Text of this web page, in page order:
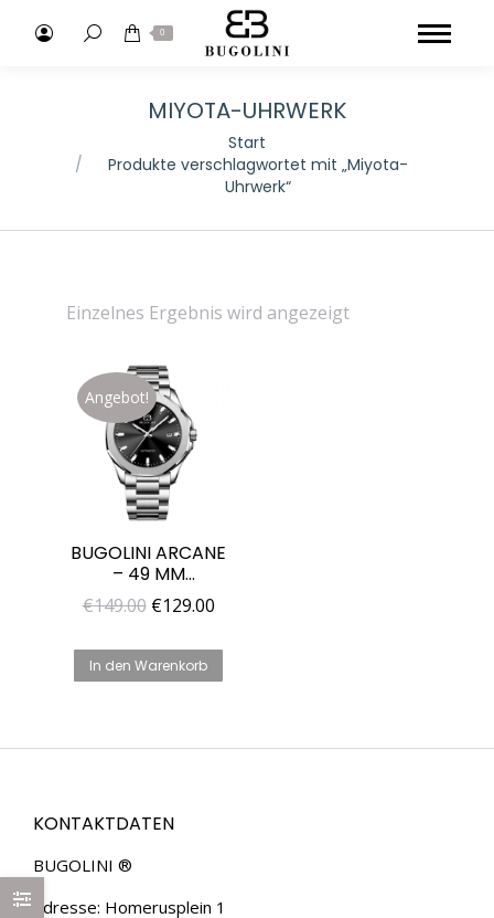
Search: 0
MIYOTA-UHRWERK
Sie befinden sich hier:Start
Produkte verschlagwortet mit „Miyota-
Uhrwerk“
Einzelnes Ergebnis wird angezeigt
Angebot!
BUGOLINI ARCANE
– 49 MM
AUTOMATIKUHR
AUS STAHL –
MIYOTA-UHRWERK
– LEUCHTZIFFERN –
€149.00 Ursprünglicher
war:
€129.00Aktueller
In den Warenkorb
KONTAKTDATEN
BUGOLINI ®
Adresse: Homerusplein 1